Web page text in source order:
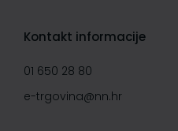
Kontakt informacije
01 650 28 80
e-trgovina@nn.hr